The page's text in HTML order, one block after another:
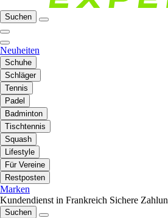
Suchen
Neuheiten
Schuhe
Schläger
Tennis
Padel
Badminton
Tischtennis
Squash
Lifestyle
Für Vereine
Restposten
Marken
Kundendienst in Frankreich Sichere
Suchen